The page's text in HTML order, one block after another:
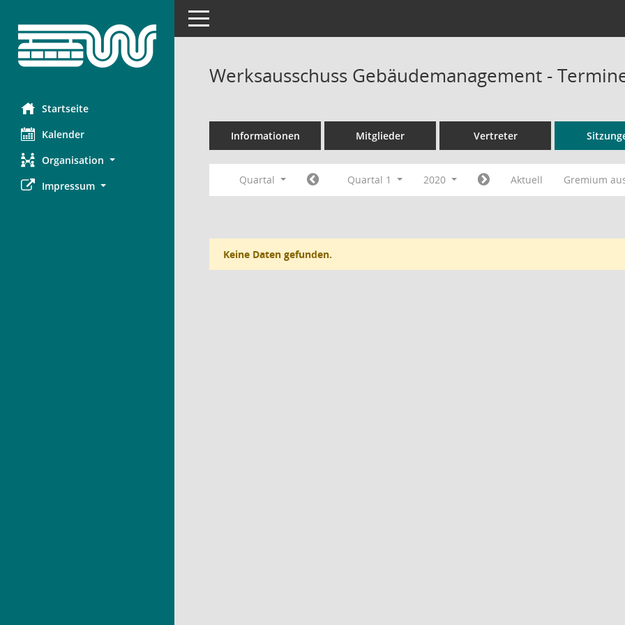
Startseite
Kalender
Organisation
Impressum
Toggle navigation
Werksausschuss Gebäudemanagement -
Informationen Mitglieder Vertreter
Quartal Quartal 1 2020 Aktuell Gremium
Keine Daten gefunden.